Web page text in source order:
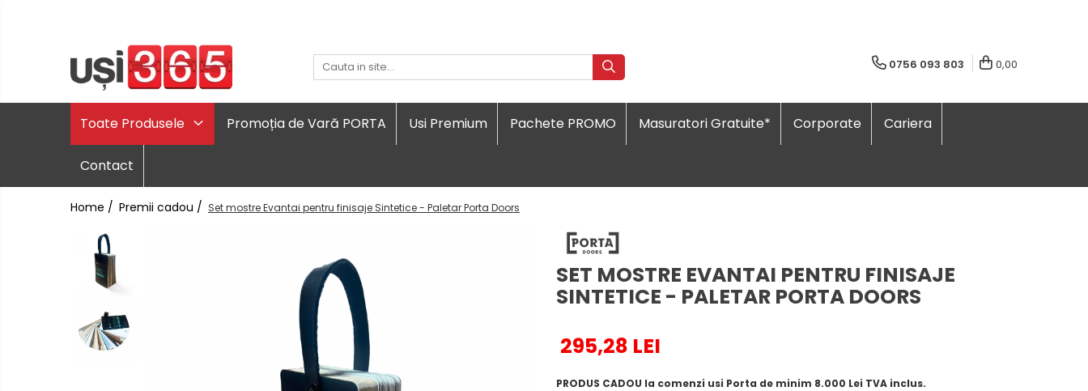
0756 093 803 0,00
Toate Produsele Promoția de Vară PORTA Usi Premium Pachete PROMO Masuratori Gratuite* Corporate Cariera
Contact
Home / Premii cadou / Set mostre Evantai pentru finisaje Sintetice - Paletar Porta Doors
SET MOSTRE EVANTAI PENTRU FINISAJE
SINTETICE - PALETAR PORTA DOORS
295,28 LEI
PRODUS CADOU la comenzi usi Porta de minim 8.000 Lei TVA inclus.